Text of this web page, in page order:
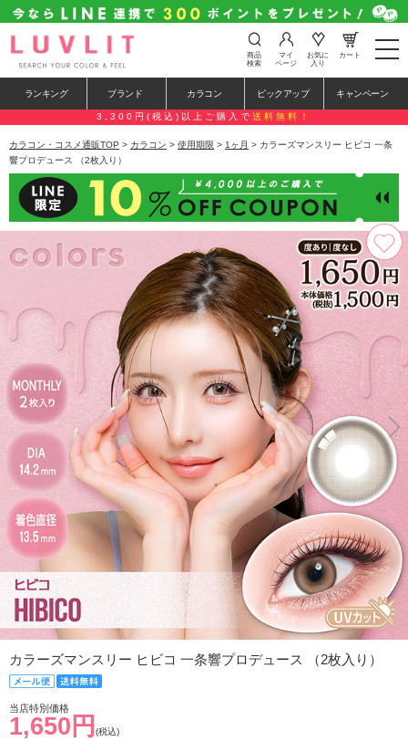
t
o
e
n
a
a
i
o
n
商品
検索
マイ
ページ
お気に
入り
カート
ランキング ブランド カラコン ピックアップ キャンペーン
3,300円(税込)以上ご購入で 送料無料！
カラコン・コスメ通販TOP > カラコン > 使用期限 > 1ヶ月 > カラーズマンスリー ヒビコ 一条
響プロデュース （2枚入り）
カラーズマンスリー ヒビコ 一条響プロデュース （2枚入り）
当店特別価格
1,650円 (税込)